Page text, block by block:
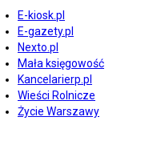
E-kiosk.pl
E-gazety.pl
Nexto.pl
Mała księgowość
Kancelarierp.pl
Wieści Rolnicze
Życie Warszawy